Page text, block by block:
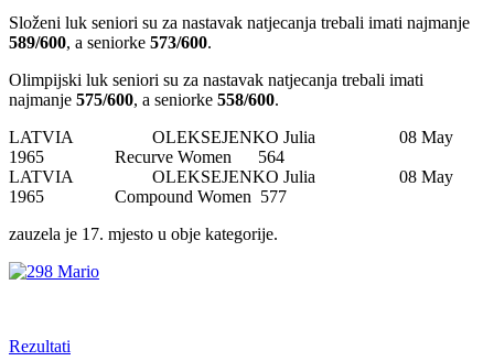
Složeni luk seniori su za nastavak natjecanja trebali imati najmanje
589/600, a seniorke 573/600.
Olimpijski luk seniori su za nastavak natjecanja trebali imati
najmanje 575/600, a seniorke 558/600.
LATVIA OLEKSEJENKO Julia 08 May
1965 Recurve Women 564
LATVIA OLEKSEJENKO Julia 08 May
1965 Compound Women 577
zauzela je 17. mjesto u obje kategorije.
Rezultati